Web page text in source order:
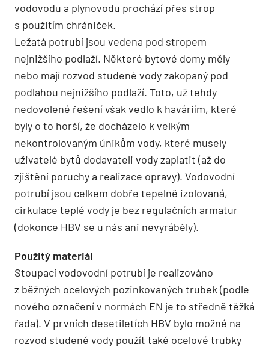
vodovodu a plynovodu prochází přes strop
s použitím chrániček.
Ležatá potrubí jsou vedena pod stropem
nejnižšího podlaží. Některé bytové domy měly
nebo mají rozvod studené vody zakopaný pod
podlahou nejnižšího podlaží. Toto, už tehdy
nedovolené řešení však vedlo k haváriím, které
byly o to horší, že docházelo k velkým
nekontrolovaným únikům vody, které musely
uživatelé bytů dodavateli vody zaplatit (až do
zjištění poruchy a realizace opravy). Vodovodní
potrubí jsou celkem dobře tepelně izolovaná,
cirkulace teplé vody je bez regulačních armatur
(dokonce HBV se u nás ani nevyráběly).
Použitý materiál
Stoupací vodovodní potrubí je realizováno
z běžných ocelových pozinkovaných trubek (podle
nového označení v normách EN je to středně těžká
řada). V prvních desetiletích HBV bylo možné na
rozvod studené vody použít také ocelové trubky